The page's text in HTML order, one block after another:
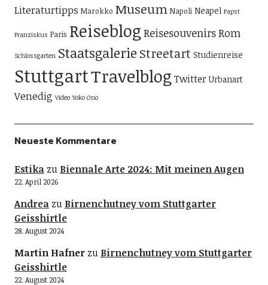
Literaturtipps Marokko Museum Napoli Neapel Papst
Franziskus Paris Reiseblog ReisesouvenirsRom
Schlossgarten Staatsgalerie Streetart Studienreise
StuttgartTravelblog Twitter Urbanart
Venedig Video Yoko Ono
Neueste Kommentare
Estikazu Biennale Arte 2024: Mit meinen Augen
22. April 2026
Andreazu Birnenchutney vom Stuttgarter
Geisshirtle
28. August 2024
Martin Hafnerzu Birnenchutney vom Stuttgarter
Geisshirtle
22. August 2024